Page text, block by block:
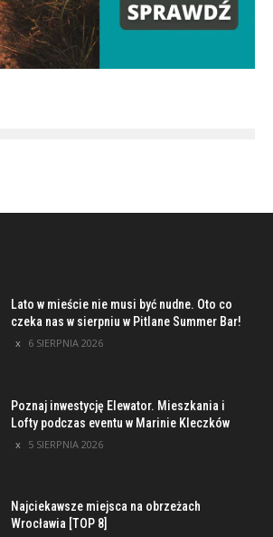
Lato w mieście nie musi być nudne. Oto co
czeka nas w sierpniu w Pitlane Summer Bar!
6 SIERPNIA 2026
Poznaj inwestycję Elewator. Mieszkania i
Lofty podczas eventu w Marinie Kleczków
5 SIERPNIA 2026
Najciekawsze miejsca na obrzeżach
Wrocławia [TOP 8]